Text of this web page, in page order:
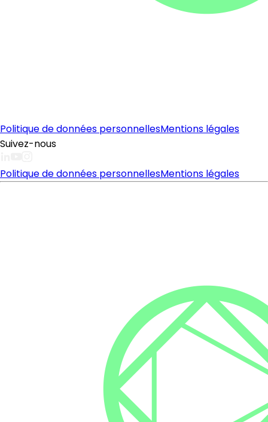
Politique de données personnellesMentions légales
Suivez-nous
Politique de données personnellesMentions légales